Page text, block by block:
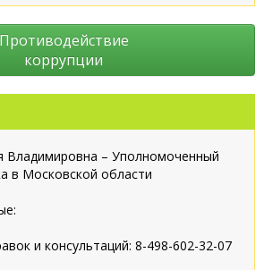
Противодействие
коррупции
Владимировна – Уполномоченный
в Московской области
и консультаций: 8-498-602-32-07